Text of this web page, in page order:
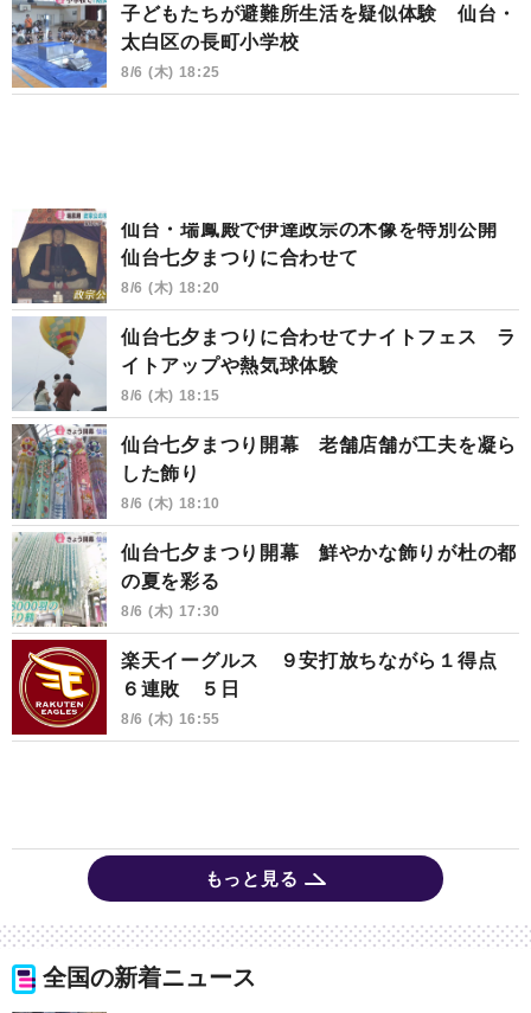
子どもたちが避難所生活を疑似体験 仙台・
太白区の長町小学校
8/6 (木) 18:25
仙台・瑞鳳殿で伊達政宗の木像を特別公開
仙台七夕まつりに合わせて
8/6 (木) 18:20
仙台七夕まつりに合わせてナイトフェス ラ
イトアップや熱気球体験
8/6 (木) 18:15
仙台七夕まつり開幕 老舗店舗が工夫を凝ら
した飾り
8/6 (木) 18:10
仙台七夕まつり開幕 鮮やかな飾りが杜の都
の夏を彩る
8/6 (木) 17:30
楽天イーグルス ９安打放ちながら１得点
６連敗 ５日
8/6 (木) 16:55
もっと見る
全国の新着ニュース